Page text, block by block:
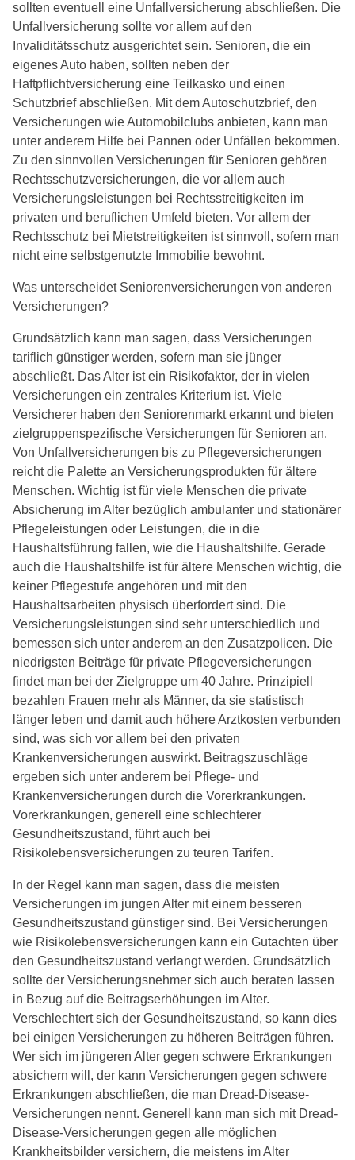
sollten eventuell eine Unfallversicherung abschließen. Die
Unfallversicherung sollte vor allem auf den
Invaliditätsschutz ausgerichtet sein. Senioren, die ein
eigenes Auto haben, sollten neben der
Haftpflichtversicherung eine Teilkasko und einen
Schutzbrief abschließen. Mit dem Autoschutzbrief, den
Versicherungen wie Automobilclubs anbieten, kann man
unter anderem Hilfe bei Pannen oder Unfällen bekommen.
Zu den sinnvollen Versicherungen für Senioren gehören
Rechtsschutzversicherungen, die vor allem auch
Versicherungsleistungen bei Rechtsstreitigkeiten im
privaten und beruflichen Umfeld bieten. Vor allem der
Rechtsschutz bei Mietstreitigkeiten ist sinnvoll, sofern man
nicht eine selbstgenutzte Immobilie bewohnt.
Was unterscheidet Seniorenversicherungen von anderen
Versicherungen?
Grundsätzlich kann man sagen, dass Versicherungen
tariflich günstiger werden, sofern man sie jünger
abschließt. Das Alter ist ein Risikofaktor, der in vielen
Versicherungen ein zentrales Kriterium ist. Viele
Versicherer haben den Seniorenmarkt erkannt und bieten
zielgruppenspezifische Versicherungen für Senioren an.
Von Unfallversicherungen bis zu Pflegeversicherungen
reicht die Palette an Versicherungsprodukten für ältere
Menschen. Wichtig ist für viele Menschen die private
Absicherung im Alter bezüglich ambulanter und stationärer
Pflegeleistungen oder Leistungen, die in die
Haushaltsführung fallen, wie die Haushaltshilfe. Gerade
auch die Haushaltshilfe ist für ältere Menschen wichtig, die
keiner Pflegestufe angehören und mit den
Haushaltsarbeiten physisch überfordert sind. Die
Versicherungsleistungen sind sehr unterschiedlich und
bemessen sich unter anderem an den Zusatzpolicen. Die
niedrigsten Beiträge für private Pflegeversicherungen
findet man bei der Zielgruppe um 40 Jahre. Prinzipiell
bezahlen Frauen mehr als Männer, da sie statistisch
länger leben und damit auch höhere Arztkosten verbunden
sind, was sich vor allem bei den privaten
Krankenversicherungen auswirkt. Beitragszuschläge
ergeben sich unter anderem bei Pflege- und
Krankenversicherungen durch die Vorerkrankungen.
Vorerkrankungen, generell eine schlechterer
Gesundheitszustand, führt auch bei
Risikolebensversicherungen zu teuren Tarifen.
In der Regel kann man sagen, dass die meisten
Versicherungen im jungen Alter mit einem besseren
Gesundheitszustand günstiger sind. Bei Versicherungen
wie Risikolebensversicherungen kann ein Gutachten über
den Gesundheitszustand verlangt werden. Grundsätzlich
sollte der Versicherungsnehmer sich auch beraten lassen
in Bezug auf die Beitragserhöhungen im Alter.
Verschlechtert sich der Gesundheitszustand, so kann dies
bei einigen Versicherungen zu höheren Beiträgen führen.
Wer sich im jüngeren Alter gegen schwere Erkrankungen
absichern will, der kann Versicherungen gegen schwere
Erkrankungen abschließen, die man Dread-Disease-
Versicherungen nennt. Generell kann man sich mit Dread-
Disease-Versicherungen gegen alle möglichen
Krankheitsbilder versichern, die meistens im Alter